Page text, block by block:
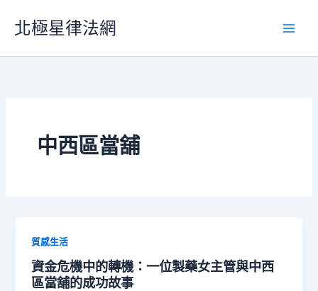
要
北極星律法網
中西區當舖
質感生活
資金危機中的轉機：一位製藥女主管與中西
區當舖的成功故事